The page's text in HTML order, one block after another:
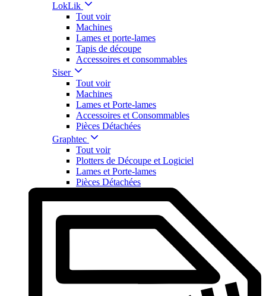
LokLik
Tout voir
Machines
Lames et porte-lames
Tapis de découpe
Accessoires et consommables
Siser
Tout voir
Machines
Lames et Porte-lames
Accessoires et Consommables
Pièces Détachées
Graphtec
Tout voir
Plotters de Découpe et Logiciel
Lames et Porte-lames
Pièces Détachées